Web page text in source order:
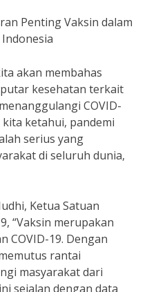
Penting Vaksin dalam
akan membahas
kesehatan terkait
COVID-
kita ketahui, pandemi
serius yang
di seluruh dunia,
Ketua Satuan
“Vaksin merupakan
COVID-19. Dengan
rantai
masyarakat dari
sejalan dengan data